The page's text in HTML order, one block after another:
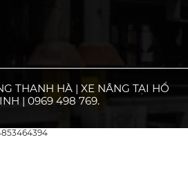
THANH HÀ | XE NÂNG TẠI HỒ
| 0969 498 769.